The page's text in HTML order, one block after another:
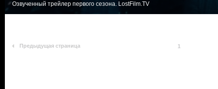
Озвученный трейлер первого сезона. LostFilm.TV
Предыдущая страница 1